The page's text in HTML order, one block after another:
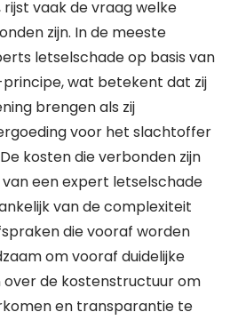
vaak de vraag welke
zijn. In de meeste
letselschade op basis van
wat betekent dat zij
brengen als zij
voor het slachtoffer
kosten die verbonden zijn
een expert letselschade
van de complexiteit
die vooraf worden
om vooraf duidelijke
de kostenstructuur om
en transparantie te